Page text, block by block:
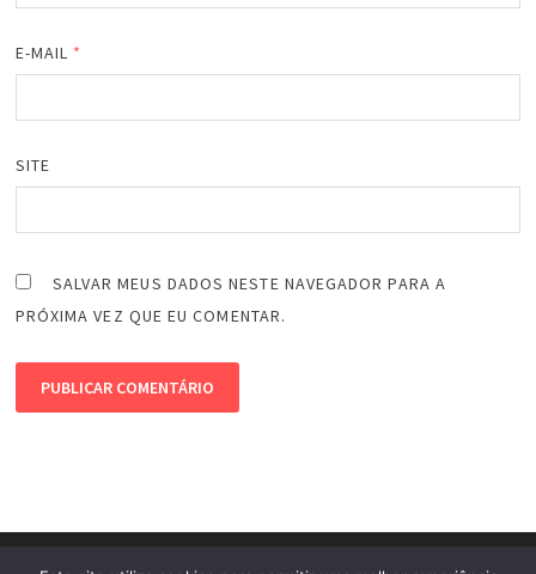
E-MAIL *
SITE
SALVAR MEUS DADOS NESTE NAVEGADOR PARA A
PRÓXIMA VEZ QUE EU COMENTAR.